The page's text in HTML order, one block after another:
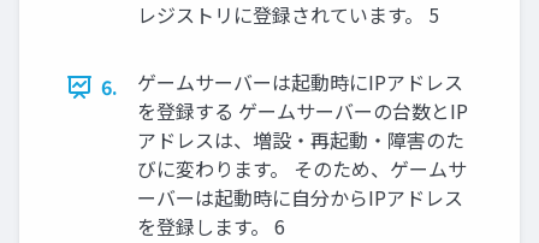
レジストリに登録されています。 5
6.
ゲームサーバーは起動時にIPアドレス
を登録する ゲームサーバーの台数とIP
アドレスは、増設・再起動・障害のた
びに変わります。 そのため、ゲームサ
ーバーは起動時に自分からIPアドレス
を登録します。 6